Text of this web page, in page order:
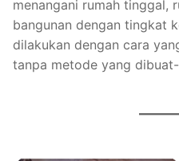
menangani rumah tinggal,
bangunan dengan tingkat
dilakukan dengan cara
tanpa metode yang